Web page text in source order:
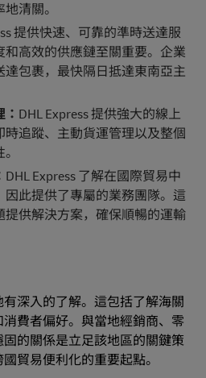
清關。
提供快速、可靠的準時送達服
和高效的供應鏈至關重要。企業
達包裹，最快隔日抵達東南亞主
DHL Express 提供強大的線上
時追蹤、主動貨運管理以及整個
DHL Express 了解在國際貿易中
因此提供了專屬的業務團隊。這
供解決方案，確保順暢的運輸
深入的了解。這包括了解海關
費者偏好。與當地經銷商、零
的關係是立足該地區的關鍵策
貿易便​​利化的重要起點。